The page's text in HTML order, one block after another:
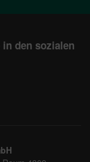
den sozialen